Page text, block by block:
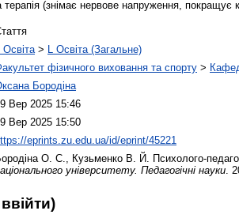
терапія (знімає нервове напруження, покращує
Освіта > L Освіта (Загальне)
фізичного виховання та спорту >
Бородіна
Вер 2025 15:46
Вер 2025 15:50
eprints.zu.edu.ua/id/eprint/45221
О. С. Кузьменко В. Й. Психолого-
університету. Педагогічні науки .